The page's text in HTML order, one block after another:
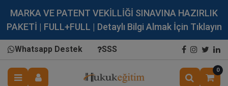
MARKA VE PATENT VEKİLLİĞİ SINAVINA HAZIRLIK
PAKETİ | FULL+FULL | Detaylı Bilgi Almak İçin Tıklayın
Whatsapp Destek SSS
0